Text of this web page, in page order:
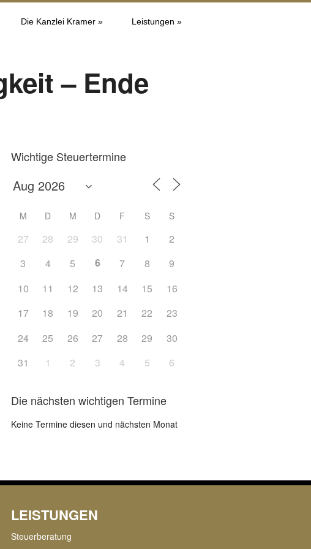
Die Kanzlei Kramer » Leistungen »
– Ende
Wichtige Steuertermine
M D M D F S S
27 28 29 30 31 1
2
3
4 5 6 7 8
9
10
11 12 13 14 15
16
17
18 19 20 21 22
23
24
25 26 27 28 29
30
31
1 2 3 4 5 6
Die nächsten wichtigen Termine
Keine Termine diesen und nächsten Monat
LEISTUNGEN
Steuerberatung